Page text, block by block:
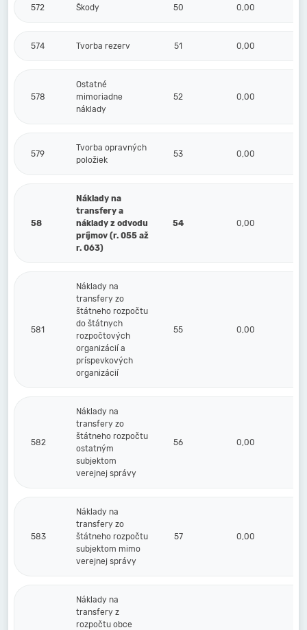
572 Škody 50 0,00
574 Tvorba rezerv 51 0,00
578
Ostatné
mimoriadne
náklady
52 0,00
579
Tvorba opravných
položiek
53 0,00
58
Náklady na
transfery a
náklady z odvodu
príjmov (r. 055 až
r. 063)
54 0,00
581
Náklady na
transfery zo
štátneho rozpočtu
do štátnych
rozpočtových
organizácií a
príspevkových
organizácií
55 0,00
582
Náklady na
transfery zo
štátneho rozpočtu
ostatným
subjektom
verejnej správy
56 0,00
583
Náklady na
transfery zo
štátneho rozpočtu
subjektom mimo
verejnej správy
57 0,00
Náklady na
transfery z
rozpočtu obce